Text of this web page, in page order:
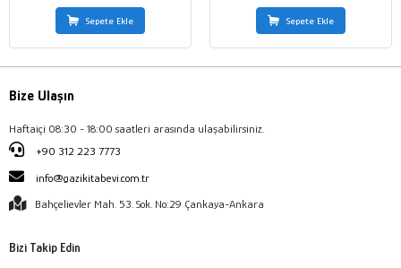
Sepete Ekle Sepete Ekle
Bize Ulaşın
Haftaiçi 08:30 - 18:00 saatleri arasında ulaşabilirsiniz.
+90 312 223 7773
info@gazikitabevi.com.tr
Bahçelievler Mah. 53. Sok. No:29 Çankaya-Ankara
Bizi Takip Edin